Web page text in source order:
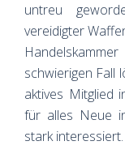
untreu
vereidigter
schwierigen Fall
aktives Mitglied
für alles Neue
stark interessiert.